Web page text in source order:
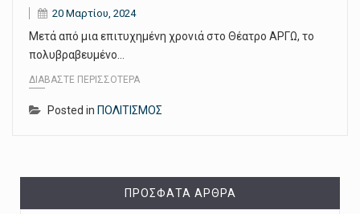
20 Μαρτίου, 2024
Μετά από μια επιτυχημένη χρονιά στο Θέατρο ΑΡΓΩ, το
πολυβραβευμένο…
ΔΙΑΒΆΣΤΕ ΠΕΡΙΣΣΌΤΕΡΑ
Posted in ΠΟΛΙΤΙΣΜΟΣ
ΠΡΌΣΦΑΤΑ ΆΡΘΡΑ